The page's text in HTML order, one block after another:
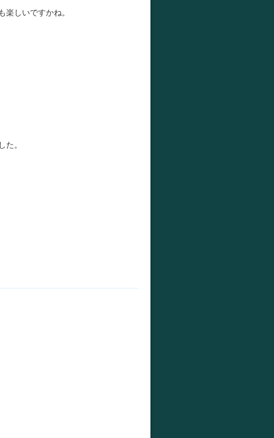
しいですかね。
た。